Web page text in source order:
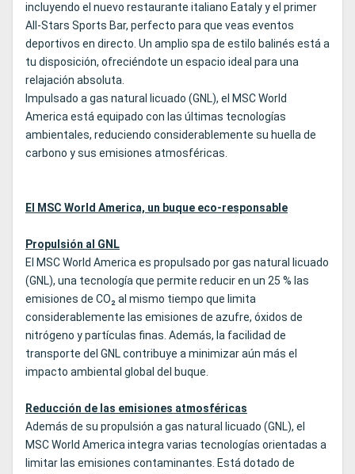
incluyendo el nuevo restaurante italiano Eataly y el primer
All-Stars Sports Bar, perfecto para que veas eventos
deportivos en directo. Un amplio spa de estilo balinés está a
tu disposición, ofreciéndote un espacio ideal para una
relajación absoluta.
Impulsado a gas natural licuado (GNL), el MSC World
America está equipado con las últimas tecnologías
ambientales, reduciendo considerablemente su huella de
carbono y sus emisiones atmosféricas.
El MSC World America, un buque eco-responsable
Propulsión al GNL
El MSC World America es propulsado por gas natural licuado
(GNL), una tecnología que permite reducir en un 25 % las
emisiones de CO₂ al mismo tiempo que limita
considerablemente las emisiones de azufre, óxidos de
nitrógeno y partículas finas. Además, la facilidad de
transporte del GNL contribuye a minimizar aún más el
impacto ambiental global del buque.
Reducción de las emisiones atmosféricas
Además de su propulsión a gas natural licuado (GNL), el
MSC World America integra varias tecnologías orientadas a
limitar las emisiones contaminantes. Está dotado de